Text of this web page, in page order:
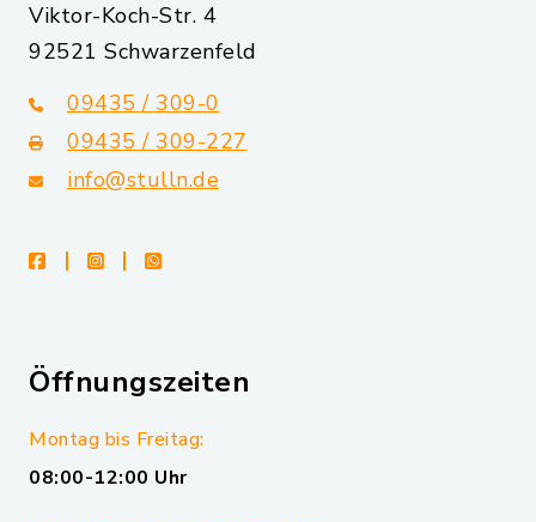
Viktor-Koch-Str. 4
92521 Schwarzenfeld
09435 / 309-0
09435 / 309-227
info@stulln.de
facebookinstagramwhatsapp
Öffnungszeiten
Montag bis Freitag:
08:00-12:00 Uhr